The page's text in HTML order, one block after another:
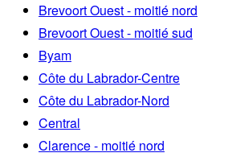
Brevoort Ouest - moitié nord
Brevoort Ouest - moitié sud
Byam
Côte du Labrador-Centre
Côte du Labrador-Nord
Central
Clarence - moitié nord